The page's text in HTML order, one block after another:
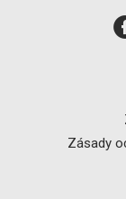
Zásady